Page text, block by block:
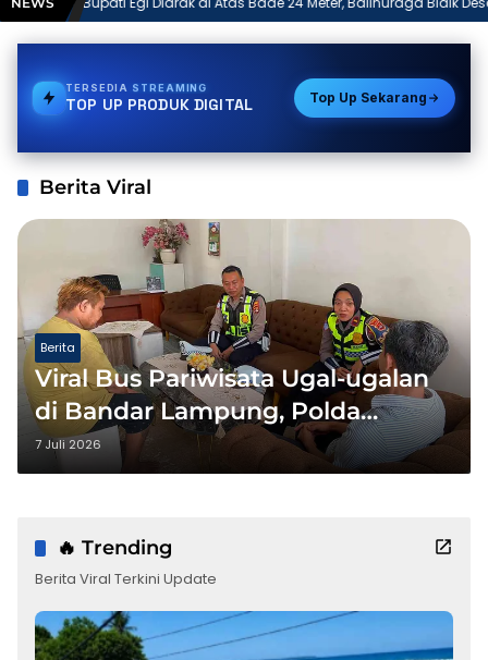
2027
TERSEDIA VOUCHER GAME
TOP UP PRODUK DIGITAL Top Up Sekarang
Berita Viral
Berita
Viral Bus Pariwisata Ugal-ugalan
di Bandar Lampung, Polda
Panggil Supir dan Manajemen PO
EP
7 Juli 2026
🔥 Trending
Berita Viral Terkini Update